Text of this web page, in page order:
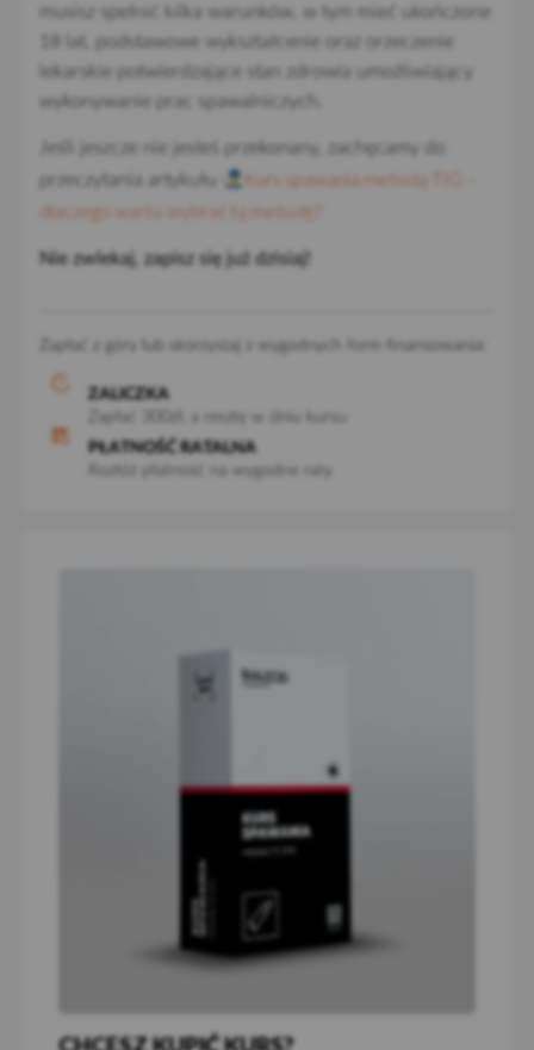
musisz spełnić kilka warunków, w tym mieć ukończone
18 lat, podstawowe wykształcenie oraz orzeczenie
lekarskie potwierdzające stan zdrowia umożliwiający
wykonywanie prac spawalniczych.
Jeśli jeszcze nie jesteś przekonany, zachęcamy do
przeczytania artykułu
Kurs spawania metodą TIG –
dlaczego warto wybrać tą metodę?
Nie zwlekaj, zapisz się już dzisiaj!
Zapłać z góry lub skorzystaj z wygodnych form finansowania:
ZALICZKA
Zapłać 300zł, a resztę w dniu kursu
PŁATNOŚĆ RATALNA
Rozłóż płatność na wygodne raty
CHCESZ KUPIĆ KURS?